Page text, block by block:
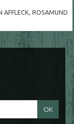
AFFLECK ,ROSAMUND